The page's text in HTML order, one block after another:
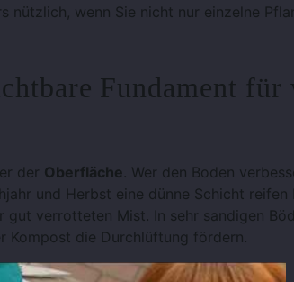
nützlich, wenn Sie nicht nur einzelne
Fundament für
der Oberfläche. Wer den Boden
und Herbst eine dünne Schicht reifen
verrotteten Mist. In sehr sandigen
Kompost die Durchlüftung fördern.